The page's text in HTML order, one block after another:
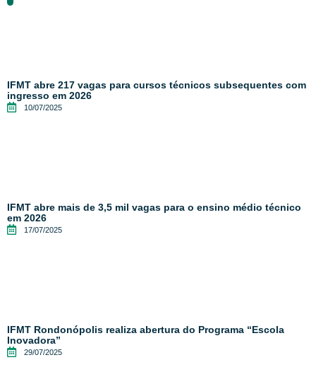
IFMT abre 217 vagas para cursos técnicos subsequentes com
ingresso em 2026
10/07/2025
IFMT abre mais de 3,5 mil vagas para o ensino médio técnico
em 2026
17/07/2025
IFMT Rondonópolis realiza abertura do Programa “Escola
Inovadora”
29/07/2025